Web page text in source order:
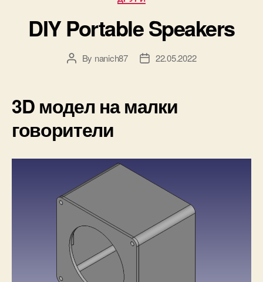
DIY Portable Speakers
PostBy nanich87
Post22.05.2022
3D модел на малки
говорители